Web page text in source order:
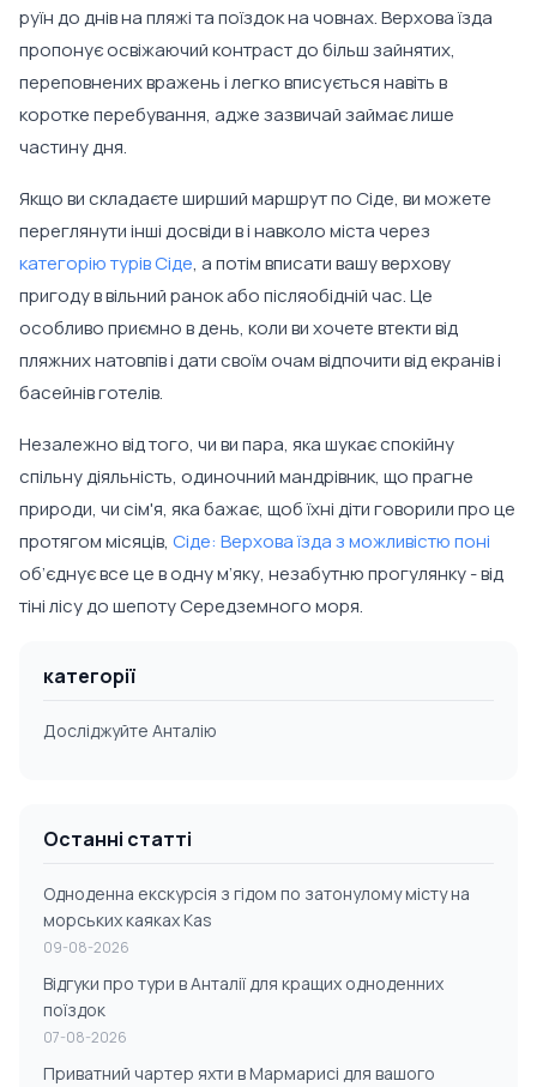
руїн до днів на пляжі та поїздок на човнах. Верхова їзда
пропонує освіжаючий контраст до більш зайнятих,
переповнених вражень і легко вписується навіть в
коротке перебування, адже зазвичай займає лише
частину дня.
Якщо ви складаєте ширший маршрут по Сіде, ви можете
переглянути інші досвіди в і навколо міста через
категорію турів Сіде, а потім вписати вашу верхову
пригоду в вільний ранок або післяобідній час. Це
особливо приємно в день, коли ви хочете втекти від
пляжних натовпів і дати своїм очам відпочити від екранів і
басейнів готелів.
Незалежно від того, чи ви пара, яка шукає спокійну
спільну діяльність, одиночний мандрівник, що прагне
природи, чи сім'я, яка бажає, щоб їхні діти говорили про це
протягом місяців, Сіде: Верхова їзда з можливістю поні
об’єднує все це в одну м’яку, незабутню прогулянку - від
тіні лісу до шепоту Середземного моря.
категорії
Досліджуйте Анталію
Останні статті
Одноденна екскурсія з гідом по затонулому місту на
морських каяках Kas
09-08-2026
Відгуки про тури в Анталії для кращих одноденних
поїздок
07-08-2026
Приватний чартер яхти в Мармарисі для вашого